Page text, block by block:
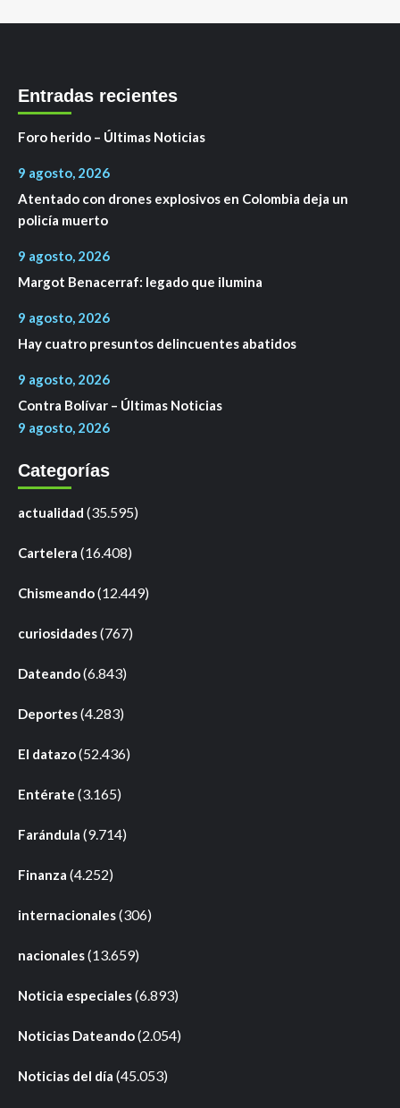
Entradas recientes
Foro herido – Últimas Noticias
9 agosto, 2026
Atentado con drones explosivos en Colombia deja un
policía muerto
9 agosto, 2026
Margot Benacerraf: legado que ilumina
9 agosto, 2026
Hay cuatro presuntos delincuentes abatidos
9 agosto, 2026
Contra Bolívar – Últimas Noticias
9 agosto, 2026
Categorías
actualidad (35.595)
Cartelera (16.408)
Chismeando(12.449)
curiosidades(767)
Dateando(6.843)
Deportes(4.283)
El datazo(52.436)
Entérate (3.165)
Farándula (9.714)
Finanza (4.252)
internacionales(306)
nacionales(13.659)
Noticia especiales(6.893)
Noticias Dateando(2.054)
Noticias del día (45.053)